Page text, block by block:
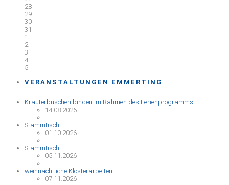
28
29
30
31
1
2
3
4
5
VERANSTALTUNGEN EMMERTING
Kräuterbuschen binden im Rahmen des Ferienprogramms
14.08.2026
Stammtisch
01.10.2026
Stammtisch
05.11.2026
weihnachtliche Klosterarbeiten
07.11.2026